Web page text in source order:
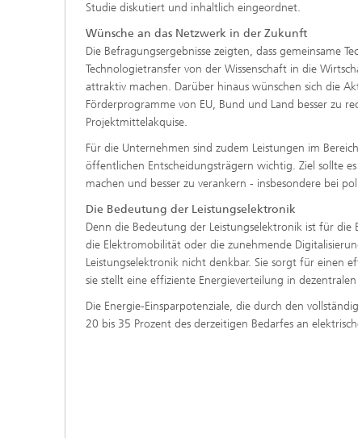
Studie diskutiert und inhaltlich eingeordnet.
Wünsche an das Netzwerk in der Zukunft
Die Befragungsergebnisse zeigten, dass gemeinsame
Technologietransfer von der Wissenschaft in die
attraktiv machen. Darüber hinaus wünschen sich die
Förderprogramme von EU, Bund und Land besser zu
Projektmittelakquise.
Für die Unternehmen sind zudem Leistungen im
öffentlichen Entscheidungsträgern wichtig. Ziel sollte
machen und besser zu verankern - insbesondere bei
Die Bedeutung der Leistungselektronik
Denn die Bedeutung der Leistungselektronik ist für
die Elektromobilität oder die zunehmende
Leistungselektronik nicht denkbar. Sie sorgt für einen
sie stellt eine effiziente Energieverteilung in
Die Energie-Einsparpotenziale, die durch den
20 bis 35 Prozent des derzeitigen Bedarfes an